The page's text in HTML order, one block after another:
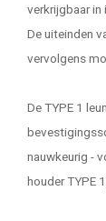
verkrijgbaar
De uiteinden
vervolgens
De TYPE 1
nauwkeurig -
houder TYPE